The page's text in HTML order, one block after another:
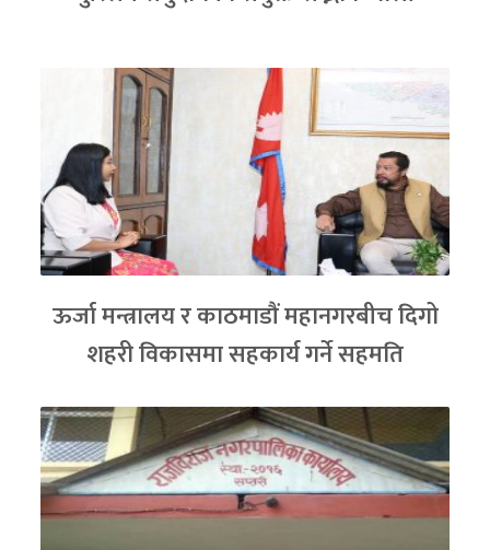
ऊर्जा मन्त्रालय र काठमाडौं महानगरबीच दिगो
शहरी विकासमा सहकार्य गर्ने सहमति